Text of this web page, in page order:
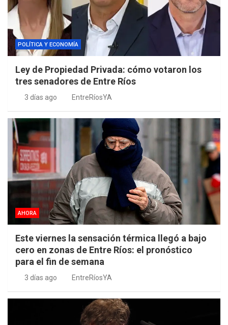
POLÍTICA Y ECONOMÍA
Ley de Propiedad Privada: cómo votaron los
tres senadores de Entre Ríos
3 días ago EntreRíosYA
AHORA
Este viernes la sensación térmica llegó a bajo
cero en zonas de Entre Ríos: el pronóstico
para el fin de semana
3 días ago EntreRíosYA